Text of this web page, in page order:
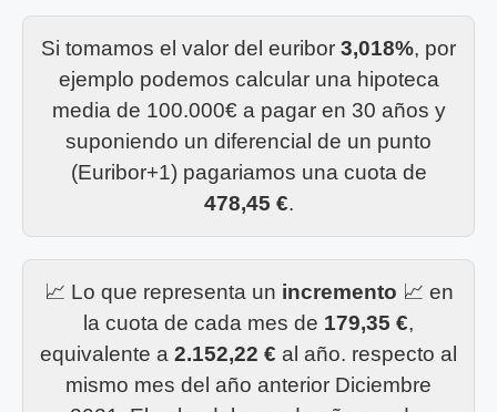
Si tomamos el valor del euribor 3,018%, por
ejemplo podemos calcular una hipoteca
media de 100.000€ a pagar en 30 años y
suponiendo un diferencial de un punto
(Euribor+1) pagariamos una cuota de
478,45 €.
📈 Lo que representa un incremento 📈 en
la cuota de cada mes de 179,35 €,
equivalente a 2.152,22 € al año. respecto al
mismo mes del año anterior Diciembre